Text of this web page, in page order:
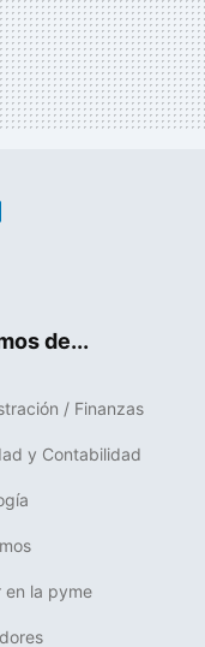
de...
/ Finanzas
y Contabilidad
en la pyme